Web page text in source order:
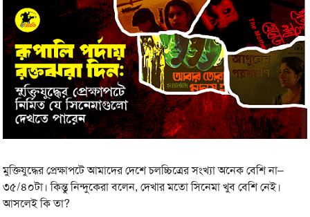
মুক্তিযুদ্ধের প্রেক্ষাপটে আমাদের দেশে চলচ্চিত্রের সংখ্যা অনেক বেশি না–
৩৫/৪০টা। কিন্তু নিন্দুকেরা বলেন, দেখার মতো সিনেমা খুব বেশি নেই।
আসলেই কি তা?